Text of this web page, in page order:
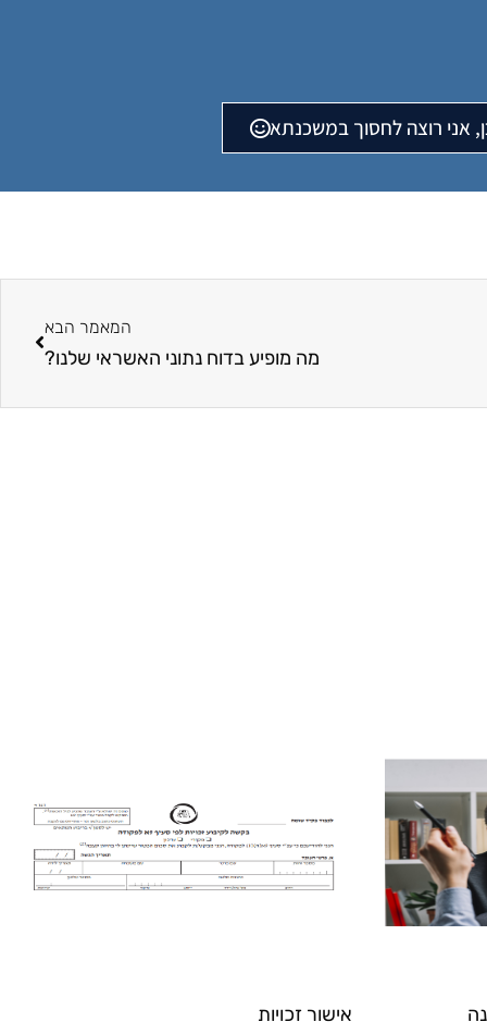
אני רוצה לחסוך במשכנתא
המאמר הבא
מה מופיע בדוח נתוני האשראי שלנו?
אישור זכויות